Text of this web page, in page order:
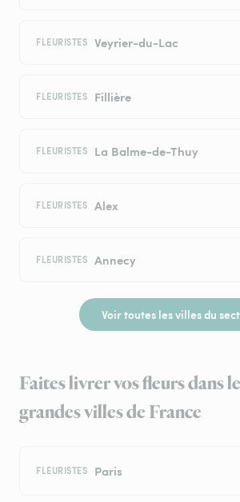
FLEURISTES Veyrier-du-Lac
FLEURISTES Fillière
FLEURISTES La Balme-de-Thuy
FLEURISTES Alex
FLEURISTES Annecy
Voir toutes les villes du
Faites livrer vos fleurs dans
grandes villes de France
FLEURISTES Paris